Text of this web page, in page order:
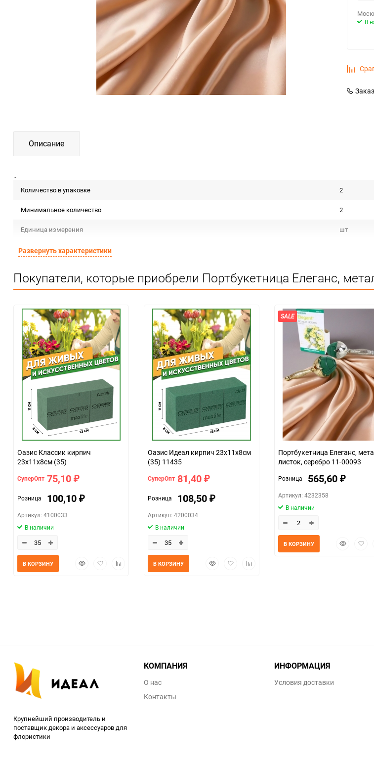
В
Описание
..
Количество в упаковке
2
Минимальное количество 2
Единица измерения шт
Развернуть характеристики
Покупатели, которые приобрели Портбукетница Елеганс,
Оазис Классик кирпич
23х11х8см (35)
СуперОпт 75,10 ₽
Розница 100,10 ₽
Артикул: 4100033
В наличии
БыстрыйДобавитьДобавить
В КОРЗИНУ
Оазис Идеал кирпич 23х11х8см
(35) 11435
СуперОпт 81,40 ₽
Розница 108,50 ₽
Артикул: 4200034
В наличии
БыстрыйДобавитьДобавить
В КОРЗИНУ
SALE
Портбукетница Елеганс,
листок, серебро 11-00093
Розница 565,60 ₽
Артикул: 4232358
В наличии
Быстрый
В КОРЗИНУ
Крупнейший производитель и
поставщик декора и аксессуаров для
флористики
КОМПАНИЯ
О нас
Контакты
ИНФОРМАЦИЯ
Условия доставки